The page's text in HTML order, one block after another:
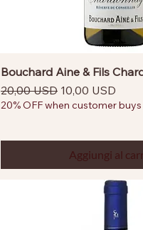
Bouchard Aine & Fils
Prezzo regolare
20,00 USD Prezzo scontato
10,00 USD
20% OFF when customer
Aggiungi al